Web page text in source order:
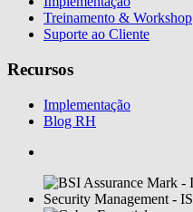
Treinamento & Workshop
Suporte ao Cliente
Recursos
Implementação
Blog RH